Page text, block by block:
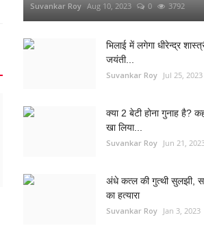
Suvankar Roy Aug 10, 2023 0 3792
भिलाई में लगेगा धीरेन्द्र
जयंती...
Suvankar Roy Jul 25, 2023
क्या 2 बेटी होना गुनाह है?
खा लिया...
Suvankar Roy Jun 21,
अंधे कत्ल की गुत्थी सुलझी,
का हत्यारा
Suvankar Roy Jan 3, 2023